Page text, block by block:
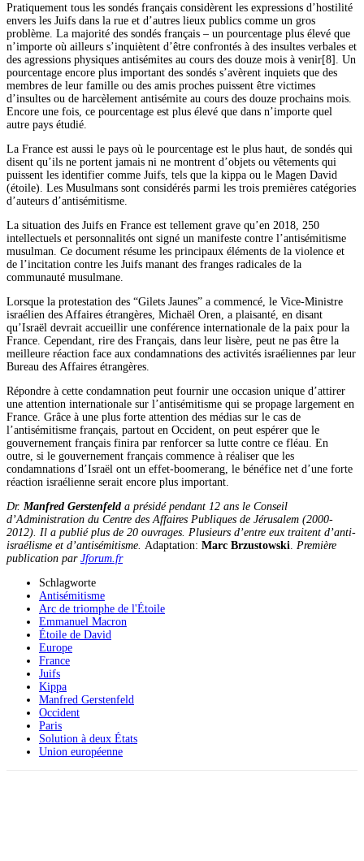
Pratiquement tous les sondés français considèrent les expressions d’hostilité
envers les Juifs dans la rue et d’autres lieux publics comme un gros
problème. La majorité des sondés français – un pourcentage plus élevé que
n’importe où ailleurs s’inquiètent d’être confrontés à des insultes verbales et
des agressions physiques antisémites au cours des douze mois à venir[8]. Un
pourcentage encore plus important des sondés s’avèrent inquiets que des
membres de leur famille ou des amis proches puissent être victimes
d’insultes ou de harcèlement antisémite au cours des douze prochains mois.
Encore une fois, ce pourcentage est plus élevé que dans n’importe quel
autre pays étudié.
La France est aussi le pays où le pourcentage est le plus haut, de sondés qui
disent qu’ils ne portent jamais ni ne montrent d’objets ou vêtements qui
puissent les identifier comme Juifs, tels que la kippa ou le Magen David
(étoile). Les Musulmans sont considérés parmi les trois premières catégories
d’auteurs d’antisémitisme.
La situation des Juifs en France est tellement grave qu’en 2018, 250
intellectuels et personnalités ont signé un manifeste contre l’antisémitisme
musulman. Ce document résume les principaux éléments de la violence et
de l’incitation contre les Juifs manant des franges radicales de la
communauté musulmane.
Lorsque la protestation des “Gilets Jaunes” a commencé, le Vice-Ministre
israélien des Affaires étrangères, Michaël Oren, a plaisanté, en disant
qu’Israël devrait accueillir une conférence internationale de la paix pour la
France. Cependant, rire des Français, dans leur lisère, peut ne pas être la
meilleure réaction face aux condamnations des activités israéliennes par leur
Bureau des Affaires étrangères.
Répondre à cette condamnation peut fournir une occasion unique d’attirer
une attention internationale sur l’antisémitisme qui se propage largement en
France. Grâce à une plus forte attention des médias sur le cas de
l’antisémitisme français, partout en Occident, on peut espérer que le
gouvernement français finira par renforcer sa lutte contre ce fléau. En
outre, si le gouvernement français commence à réaliser que les
condamnations d’Israël ont un effet-boomerang, le bénéfice net d’une forte
réaction israélienne serait encore plus important.
Dr. Manfred Gerstenfeld a présidé pendant 12 ans le Conseil
d’Administration du Centre des Affaires Publiques de Jérusalem (2000-
2012). Il a publié plus de 20 ouvrages. Plusieurs d’entre eux traitent d’anti-
israélisme et d’antisémitisme. Adaptation: Marc Brzustowski
Première
publication par Jforum.fr
Schlagworte
Antisémitisme
Arc de triomphe de l'Étoile
Emmanuel Macron
Étoile de David
Europe
France
Juifs
Kippa
Manfred Gerstenfeld
Occident
Paris
Solution à deux États
Union européenne